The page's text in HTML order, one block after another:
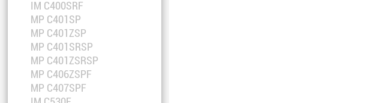
IM C400SRF
MP C401SP
MP C401ZSP
MP C401SRSP
MP C401ZSRSP
MP C406ZSPF
MP C407SPF